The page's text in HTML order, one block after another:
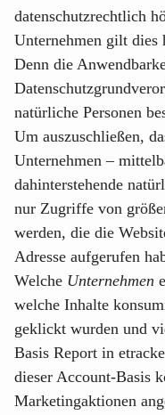
datenschutzrechtlich
Unternehmen gilt
Denn die
natürliche Personen
Um auszuschließen,
Unternehmen –
dahinterstehende
nur Zugriffe von
werden, die die
Adresse aufgerufen
Welche Unternehmen
welche Inhalte
geklickt wurden und
Basis Report in
dieser Account-Basis
Marketingaktionen